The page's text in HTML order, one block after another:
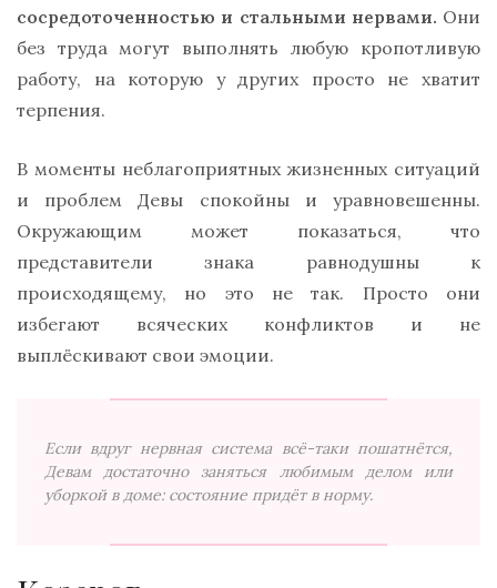
сосредоточенностью и стальными нервами. Они
без труда могут выполнять любую кропотливую
работу, на которую у других просто не хватит
терпения.
В моменты неблагоприятных жизненных ситуаций
и проблем Девы спокойны и уравновешенны.
Окружающим может показаться, что
представители знака равнодушны к
происходящему, но это не так. Просто они
избегают всяческих конфликтов и не
выплёскивают свои эмоции.
Если вдруг нервная система всё-таки пошатнётся,
Девам достаточно заняться любимым делом или
уборкой в доме: состояние придёт в норму.